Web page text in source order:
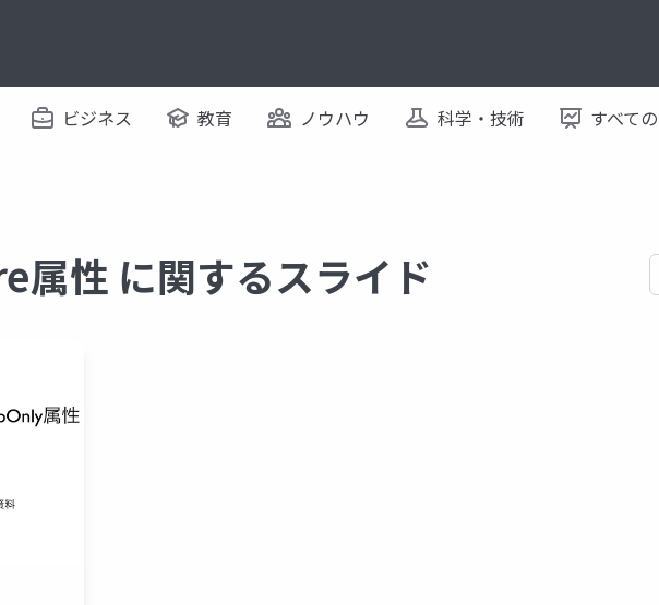
ビジネス 教育 ノウハウ 科学・技術 すべて
属性 に関するスライド